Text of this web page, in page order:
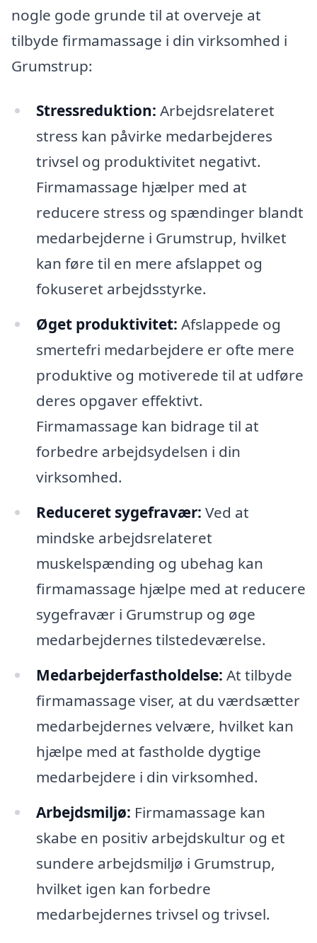
nogle gode grunde til at overveje at
tilbyde firmamassage i din virksomhed i
Grumstrup:
Stressreduktion: Arbejdsrelateret
stress kan påvirke medarbejderes
trivsel og produktivitet negativt.
Firmamassage hjælper med at
reducere stress og spændinger blandt
medarbejderne i Grumstrup, hvilket
kan føre til en mere afslappet og
fokuseret arbejdsstyrke.
Øget produktivitet: Afslappede og
smertefri medarbejdere er ofte mere
produktive og motiverede til at udføre
deres opgaver effektivt.
Firmamassage kan bidrage til at
forbedre arbejdsydelsen i din
virksomhed.
Reduceret sygefravær: Ved at
mindske arbejdsrelateret
muskelspænding og ubehag kan
firmamassage hjælpe med at reducere
sygefravær i Grumstrup og øge
medarbejdernes tilstedeværelse.
Medarbejderfastholdelse: At tilbyde
firmamassage viser, at du værdsætter
medarbejdernes velvære, hvilket kan
hjælpe med at fastholde dygtige
medarbejdere i din virksomhed.
Arbejdsmiljø: Firmamassage kan
skabe en positiv arbejdskultur og et
sundere arbejdsmiljø i Grumstrup,
hvilket igen kan forbedre
medarbejdernes trivsel og trivsel.